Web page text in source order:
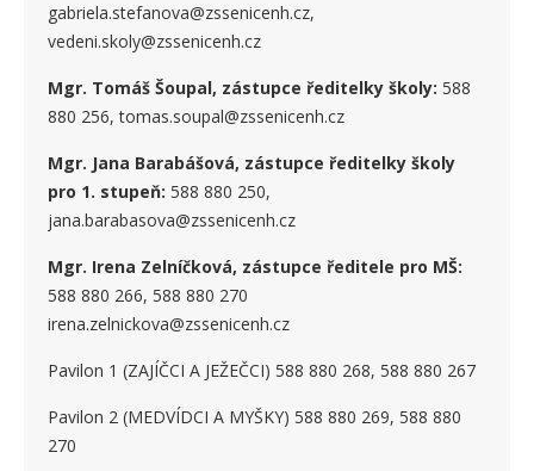
gabriela.stefanova@zssenicenh.cz,
vedeni.skoly@zssenicenh.cz
Mgr. Tomáš Šoupal, zástupce ředitelky školy: 588
880 256, tomas.soupal@zssenicenh.cz
Mgr. Jana Barabášová, zástupce ředitelky školy
pro 1. stupeň: 588 880 250,
jana.barabasova@zssenicenh.cz
Mgr. Irena Zelníčková, zástupce ředitele pro MŠ:
588 880 266, 588 880 270
irena.zelnickova@zssenicenh.cz
Pavilon 1 (ZAJÍČCI A JEŽEČCI) 588 880 268, 588 880 267
Pavilon 2 (MEDVÍDCI A MYŠKY) 588 880 269, 588 880
270